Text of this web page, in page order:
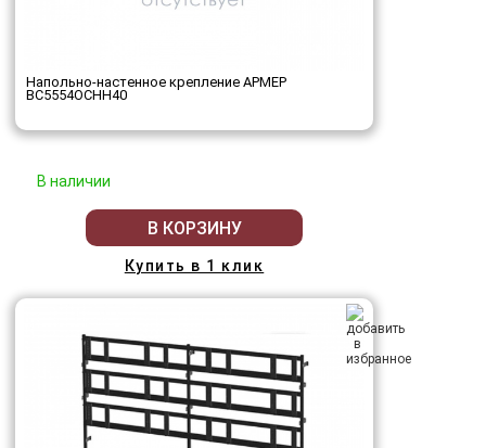
Напольно-настенное крепление АРМЕР
ВС5554ОСНН40
В наличии
В КОРЗИНУ
Купить в 1 клик